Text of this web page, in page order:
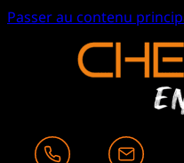
Passer au contenu